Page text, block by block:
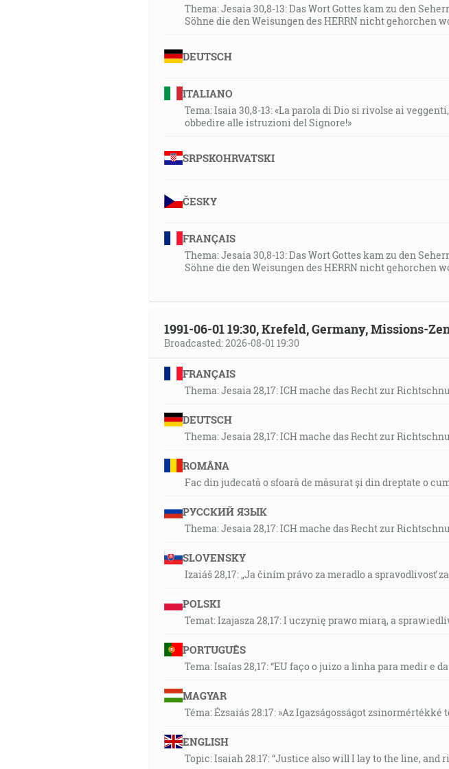
Thema: Jesaia 30,8-13: Das Wort Gottes kam zu den
Söhne die den Weisungen des HERRN nicht gehorchen
DEUTSCH
ITALIANO
Tema: Isaia 30,8-13: «La parola di Dio si rivolse ai
obbedire alle istruzioni del Signore!»
SRPSKOHRVATSKI
ČESKY
FRANÇAIS
Thema: Jesaia 30,8-13: Das Wort Gottes kam zu den
Söhne die den Weisungen des HERRN nicht gehorchen
1991-06-01 19:30, Krefeld, Germany, Missions-
Broadcasted: 2026-08-01 19:30
FRANÇAIS
Thema: Jesaia 28,17: ICH mache das Recht zur
DEUTSCH
Thema: Jesaia 28,17: ICH mache das Recht zur
ROMÂNA
Fac din judecată o sfoară de măsurat și din dreptate o
РУССКИЙ ЯЗЫК
Thema: Jesaia 28,17: ICH mache das Recht zur
SLOVENSKY
Izaiáš 28,17: „Ja činím právo za meradlo a spravodlivosť
POLSKI
Temat: Izajasza 28,17: I uczynię prawo miarą, a
PORTUGUÊS
Tema: Isaías 28,17: “EU faço o juizo a linha para medir e
MAGYAR
Téma: Ézsaiás 28:17: »Az Igazságosságot
ENGLISH
Topic: Isaiah 28:17: “Justice also will I lay to the line, and